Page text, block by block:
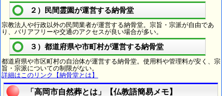
２）民間霊園が運営する納骨堂
宗教法人や行政以外の民間業者が運営する納骨堂。宗旨・宗派が自由であ
り、バリアフリーや交通のアクセスが良い場合が多い。
３）都道府県や市町村が運営する納骨堂
都道府県や市区町村の自治体が運営する納骨堂。使用料や管理料が安く、宗
旨・宗派についての制限がない。
詳細はこのリンク【納骨堂とは】
「高岡市自然葬とは」【仏教語簡易メモ】